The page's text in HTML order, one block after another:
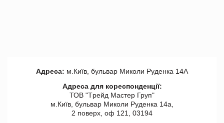
Адреса: м.Київ, бульвар Миколи Руденка 14А
Адреса для кореспонденції:
ТОВ "Tрейд Мастер Груп"
м.Київ, бульвар Миколи Руденка 14а,
2 поверх, оф 121, 03194